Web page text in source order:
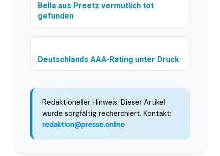
Bella aus Preetz vermutlich tot
gefunden
Deutschlands AAA-Rating unter Druck
Redaktioneller Hinweis: Dieser Artikel
wurde sorgfältig recherchiert. Kontakt:
redaktion@presse.online